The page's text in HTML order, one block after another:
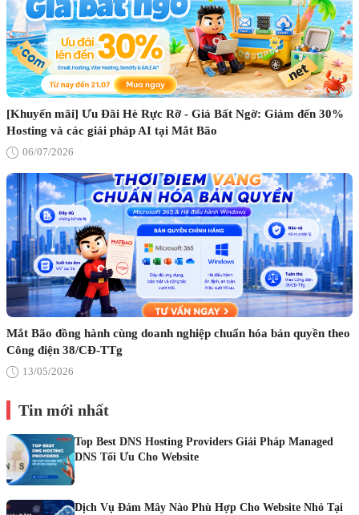
[Khuyến mãi] Ưu Đãi Hè Rực Rỡ - Giá Bất Ngờ: Giảm đến 30%
Hosting và các giải pháp AI tại Mắt Bão
06/07/2026
Mắt Bão đồng hành cùng doanh nghiệp chuẩn hóa bản quyền theo
Công điện 38/CĐ-TTg
13/05/2026
Tin mới nhất
Top Best DNS Hosting Providers Giải Pháp Managed
DNS Tối Ưu Cho Website
Dịch Vụ Đám Mây Nào Phù Hợp Cho Website Nhỏ Tại